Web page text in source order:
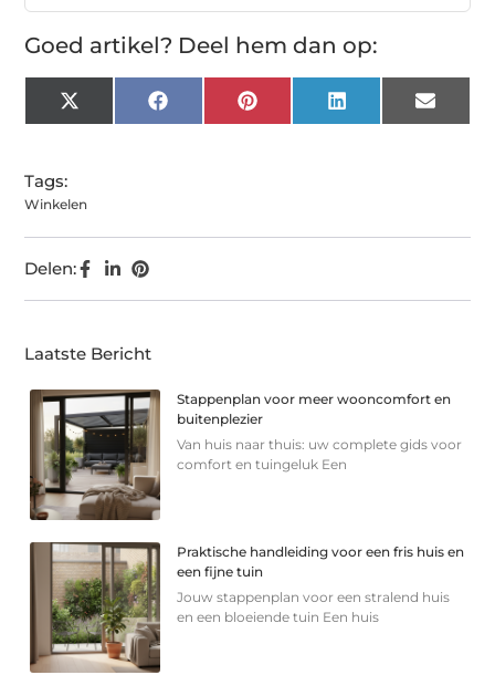
Goed artikel? Deel hem dan op:
X
(Twitter)
Facebook Pinterest LinkedIn Email
Tags:
Winkelen
Delen:
Laatste Bericht
Stappenplan voor meer wooncomfort en
buitenplezier
Van huis naar thuis: uw complete gids voor
comfort en tuingeluk Een
Praktische handleiding voor een fris huis en
een fijne tuin
Jouw stappenplan voor een stralend huis
en een bloeiende tuin Een huis